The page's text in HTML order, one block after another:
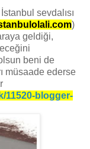
sevdalısı
)
geldiği,
beni de
müsaade ederse
11520-blogger-